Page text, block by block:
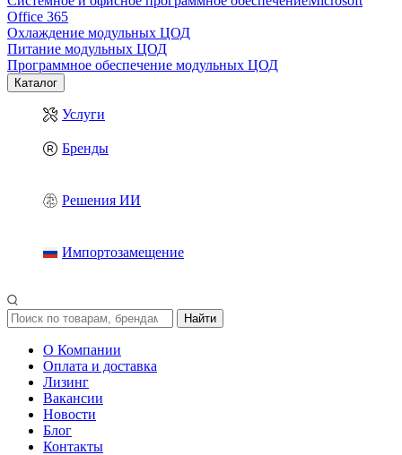
Office 365
Охлаждение модульных ЦОД
Питание модульных ЦОД
Программное обеспечение модульных ЦОД
Каталог
Услуги
Бренды
Решения ИИ
Импортозамещение
Найти
О Компании
Оплата и доставка
Лизинг
Вакансии
Новости
Блог
Контакты